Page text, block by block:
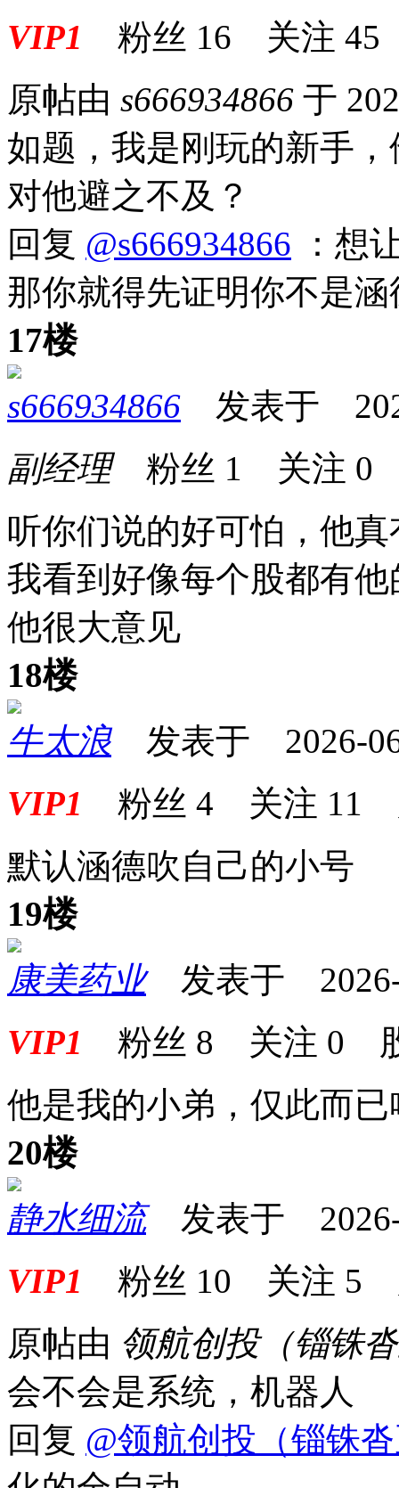
VIP1 粉丝 16 关注 45
原帖由 s666934866 于
如题，我是刚玩的新手
对他避之不及？
回复 @s666934866 ：想
那你就得先证明你不是
17楼
s666934866 发表于
副经理粉丝 1 关注 0
听你们说的好可怕，他
我看到好像每个股都有
他很大意见
18楼
牛太浪发表于 2026-
VIP1 粉丝 4 关注 11
默认涵德吹自己的小号
19楼
康美药业发表于 2026-
VIP1 粉丝 8 关注 0
他是我的小弟，仅此而已
20楼
静水细流发表于 2026-
VIP1 粉丝 10 关注 5
原帖由 领航创投（锱铢
会不会是系统，机器人
回复 @领航创投（锱铢